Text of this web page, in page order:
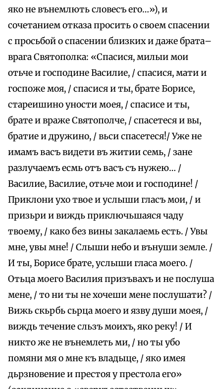
яко не вънемлють словесъ его…»), и
сочетанием отказа просить о своем спасении
с просьбой о спасении близких и даже брата–
врага Святополка: «Спасися, милыи мои
отьче и господине Василие, / спасися, мати и
госпоже моя, / спасися и ты, брате Борисе,
стареишино уности моея, / спасисе и ты,
брате и враже Святополче, / спасетеся и вы,
братие и дружино, / вьси спасетеся!/ Уже не
имамъ васъ видети въ житии семь, / зане
разлучаемъ есмь отъ васъ съ нужею… /
Василие, Василие, отьче мои и господине! /
Приклони ухо твое и услыши гласъ мои, / и
призьри и виждь приключьшаяся чаду
твоему, / како без вины закалаемь есть. / Увы
мне, увы мне! / Слыши небо и вънуши земле. /
И ты, Борисе брате, услыши гласа моего. /
Отьца моего Василия призъвахъ и не послуша
мене, / то ни ты не хочеши мене послушати? /
Вижь скьрбь сьрца моего и язву души моея, /
виждь течение сльзъ моихъ, яко реку! / И
никто же не вънемлеть ми, / но ты убо
помяни мя о мне къ владыце, / яко имея
дьрзновение и престоя у престола его»